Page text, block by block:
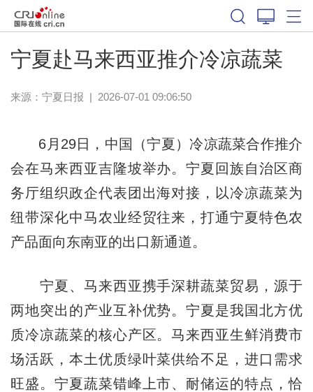
宁夏赴马来西亚推介冷凉蔬菜
来源： 宁夏日报 | 2026-07-01 09:06:50
6月29日，中国（宁夏）冷凉蔬菜合作推介
会在马来西亚吉隆坡举办。宁夏回族自治区商
务厅组织政企代表团出海对接，以冷凉蔬菜为
纽带深化中马农业经贸往来，打通宁夏特色农
产品面向东南亚的出口新通道。
宁夏、马来西亚携手深耕蔬菜贸易，源于
两地突出的产业互补优势。宁夏是我国北方优
质冷凉蔬菜的核心产区。马来西亚生鲜消费市
场活跃，本土优质绿叶菜供给不足，进口需求
旺盛。宁夏蔬菜错峰上市、耐储运的特点，恰